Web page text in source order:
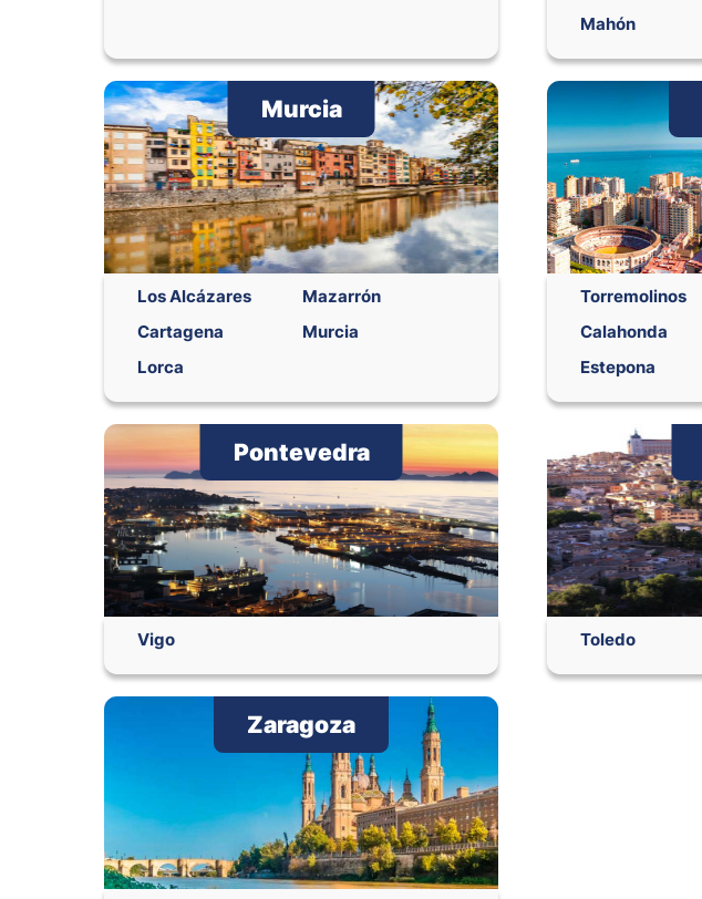
Mahón
Murcia
Los Alcázares
Mazarrón
Cartagena
Murcia
Lorca
Torremolinos
Calahonda
Estepona
Pontevedra
Vigo Toledo
Zaragoza